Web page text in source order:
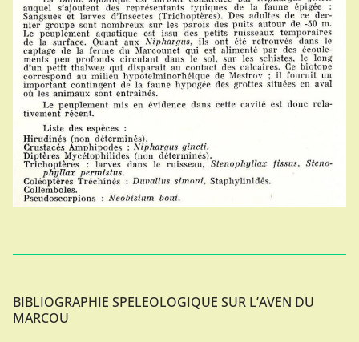
BIBLIOGRAPHIE SPELEOLOGIQUE SUR L’AVEN DU
MARCOU